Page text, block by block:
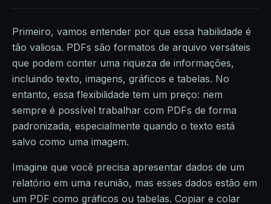
Primeiro, vamos entender por que essa habilidade é
tão valiosa. PDFs são formatos de arquivo versáteis
que podem conter uma riqueza de informações,
incluindo texto, imagens, gráficos e tabelas. No
entanto, essa flexibilidade tem um preço: nem
sempre é possível trabalhar com PDFs de forma
padronizada, especialmente quando o texto está
salvo como uma imagem.
Imagine que você precisa apresentar dados de um
relatório em uma reunião, mas esses dados estão em
um PDF como gráficos ou tabelas. Copiar e colar